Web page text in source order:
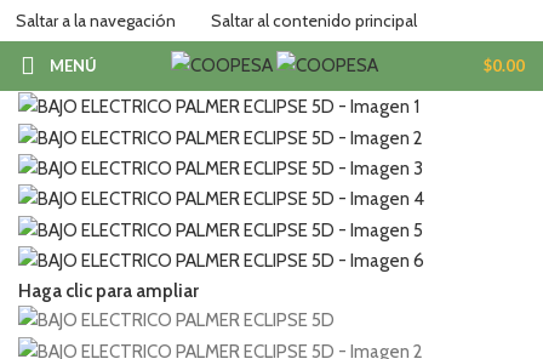
Saltar a la navegación Saltar al contenido principal
MENÚ $0.00
Haga clic para ampliar